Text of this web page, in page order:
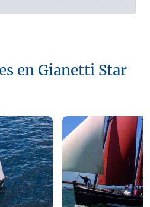
en Gianetti Star